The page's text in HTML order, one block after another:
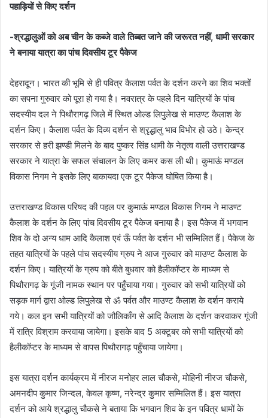
a
e
m
पहाड़ियों से किए दर्शन
-श्रद्धालुओं को अब चीन के कब्जे वाले तिब्बत जाने की जरूरत नहीं, धामी सरकार
ने बनाया यात्रा का पांच दिवसीय टूर पैकेज
देहरादून। भारत की भूमि से ही पवित्र कैलाश पर्वत के दर्शन करने का शिव भक्तों
का सपना गुरुवार को पूरा हो गया है। नवरात्र के पहले दिन यात्रियों के पांच
सदस्यीय दल ने पिथौरागढ़ जिले में स्थित ओल्ड लिपुलेख से माउण्ट कैलाश के
दर्शन किए। कैलाश पर्वत के दिव्य दर्शन से श्रृद्धालु भाव विभोर हो उठे। केन्द्र
सरकार से हरी झण्डी मिलने के बाद पुष्कर सिंह धामी के नेतृत्व वाली उत्तराखण्ड
सरकार ने यात्रा के सफल संचालन के लिए कमर कस ली थी। कुमाऊं मण्डल
विकास निगम ने इसके लिए बाकायदा एक टूर पैकेज घोषित किया है।
उत्तराखण्ड विकास परिषद की पहल पर कुमाऊं मण्डल विकास निगम ने माउण्ट
कैलाश के दर्शन के लिए पांच दिवसीय टूर पैकेज बनाया है। इस पैकेज में भगवान
शिव के दो अन्य धाम आदि कैलाश एवं ऊँ पर्वत के दर्शन भी सम्मिलित हैं। पैकेज के
तहत यात्रियों के पहले पांच सदस्यीय ग्रुप ने आज गुरुवार को माउण्ट कैलाश के
दर्शन किए। यात्रियों के ग्रुप को बीते बुधवार को हैलीकॉप्टर के माध्यम से
पिथौरागढ़ के गूंजी नामक स्थान पर पहुँचाया गया। गुरुवार को सभी यात्रियों को
सड़क मार्ग द्वारा ओल्ड लिपुलेख से ॐ पर्वत और माउण्ट कैलाश के दर्शन कराये
गये। कल इन सभी यात्रियों को जौलिकाँग से आदि कैलाश के दर्शन करवाकर गूंजी
में रात्रि विश्राम करवाया जायेगा। इसके बाद 5 अक्टूबर को सभी यात्रियों को
हैलीकॉप्टर के माध्यम से वापस पिथौरागढ़ पहुँचाया जायेगा।
इस यात्रा दर्शन कार्यक्रम में नीरज मनोहर लाल चौकसे, मोहिनी नीरज चौकसे,
अमनदीप कुमार जिन्दल, केवल कृष्ण, नरेन्द्र कुमार सम्मिलित हैं। इस यात्रा
दर्शन को आये श्रद्धालु चौकसे ने बताया कि भगवान शिव के इन पवित्र धामों के